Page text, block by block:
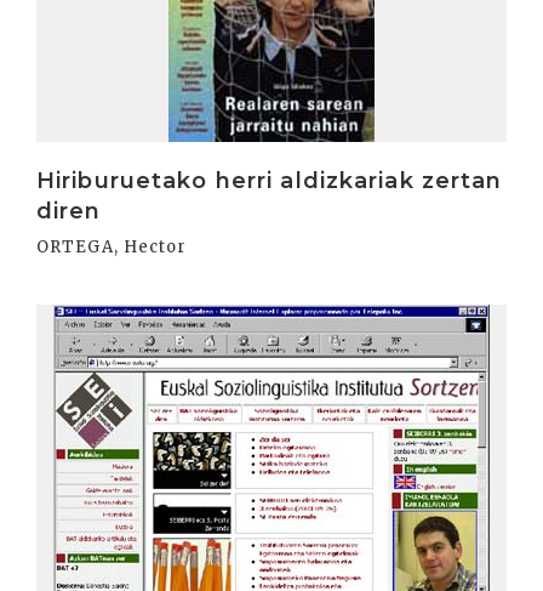
Hiriburuetako herri aldizkariak zertan
diren
ORTEGA, Hector
Irakurri